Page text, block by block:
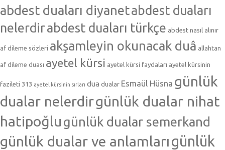
abdest duaları diyanetabdest duaları
nelerdirabdest duaları türkçe abdest nasıl alınır
af dileme sözleri akşamleyin okunacak duâ allahtan
af dileme duası ayetel kürsi ayetel kürsi faydaları ayetel kürsinin
fazileti 313 ayetel kürsinin sırları dua dualar Esmaül Hüsna günlük
dualar nelerdirgünlük dualar nihat
hatipoğlu günlük dualar semerkand
günlük dualar ve anlamlarıgünlük